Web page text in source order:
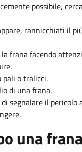
possibile,
rannicchiati il
la frana facendo
o tralicci.
di una frana.
segnalare il
una